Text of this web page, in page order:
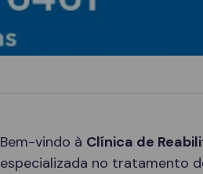
Bem-vindo à Clínica de
especializada no tratamento